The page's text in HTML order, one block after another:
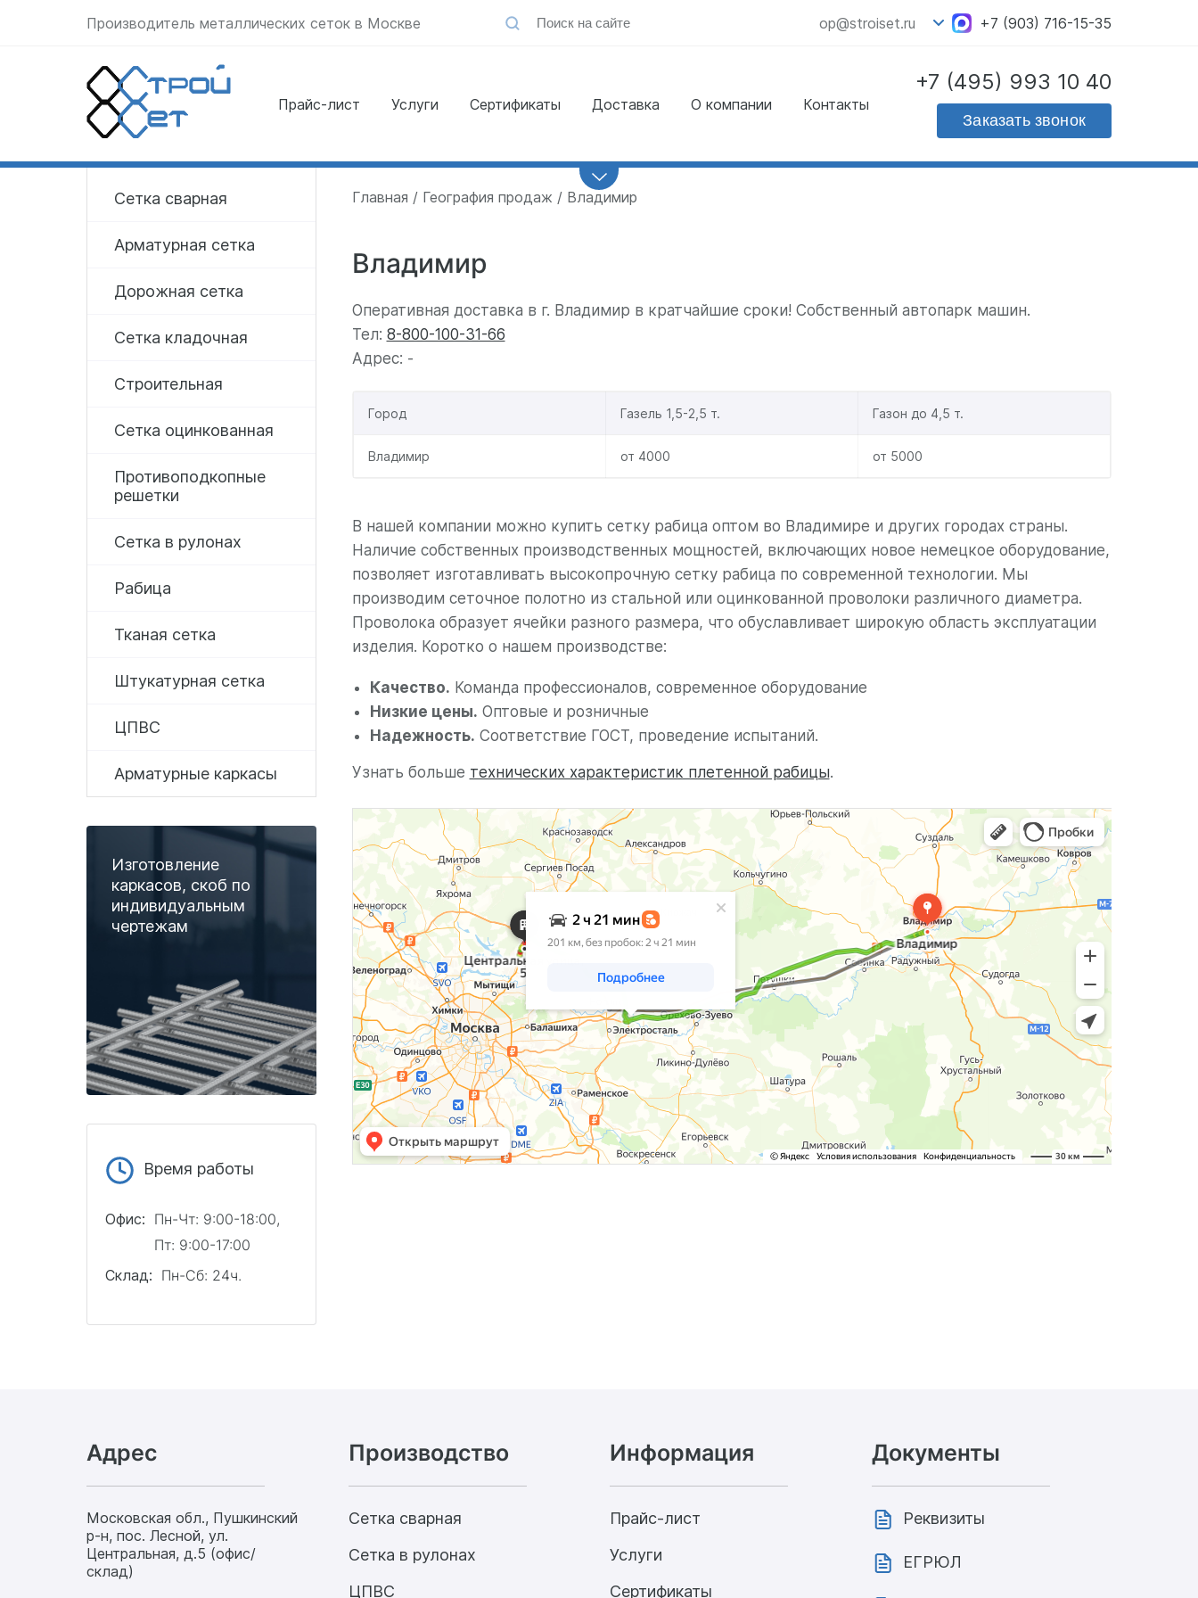
+7 (903) 716-15-35
Производитель металлических сеток в Москве op@stroiset.ru
+7 (495) 993 10 40
Заказать звонок
Прайс-лист Услуги Сертификаты Доставка О компании Контакты
Отправить заявку
прямо сейчас
Скачать прайс - лист
на продукцию
Изготовление
каркасов, скоб по
индивидуальным
чертежам
Время работы
Офис: Пн-Чт: 9:00-18:00,
Пт: 9:00-17:00
Склад: Пн-Сб: 24ч.
Сетка сварная
Арматурная сетка
Дорожная сетка
Сетка кладочная
Строительная
Сетка оцинкованная
Противоподкопные
решетки
Сетка в рулонах
Рабица
Тканая сетка
Штукатурная сетка
ЦПВС
Арматурные каркасы
Главная География продаж Владимир
Владимир
Оперативная доставка в г. Владимир в кратчайшие сроки! Собственный автопарк машин.
Тел: 8-800-100-31-66
Адрес: -
Город Газель 1,5-2,5 т. Газон до 4,5 т.
Владимир от 4000 от 5000
В нашей компании можно купить сетку рабица оптом во Владимире и других городах страны.
Наличие собственных производственных мощностей, включающих новое немецкое оборудование,
позволяет изготавливать высокопрочную сетку рабица по современной технологии. Мы
производим сеточное полотно из стальной или оцинкованной проволоки различного диаметра.
Проволока образует ячейки разного размера, что обуславливает широкую область эксплуатации
изделия. Коротко о нашем производстве:
Качество. Команда профессионалов, современное оборудование
Низкие цены. Оптовые и розничные
Надежность. Соответствие ГОСТ, проведение испытаний.
Узнать больше технических характеристик плетенной рабицы.
Адрес
Московская обл., Пушкинский
р-н, пос. Лесной, ул.
Центральная, д.5 (офис/
склад)
Производство
Сетка сварная
Сетка в рулонах
ЦПВС
Информация
Прайс-лист
Услуги
Сертификаты
Документы
Реквизиты
ЕГРЮЛ